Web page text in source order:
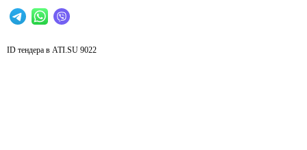
ID тендера в ATI.SU 9022